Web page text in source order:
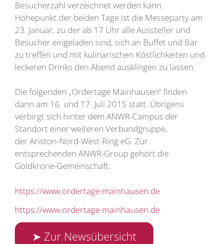
Besucherzahl verzeichnet werden kann.
Höhepunkt der beiden Tage ist die Messeparty am
23. Januar, zu der ab 17 Uhr alle Aussteller und
Besucher eingeladen sind, sich an Buffet und Bar
zu treffen und mit kulinarischen Köstlichkeiten und
leckeren Drinks den Abend ausklingen zu lassen.
Die folgenden „Ordertage Mainhausen“ finden
dann am 16. und 17. Juli 2015 statt. Übrigens
verbirgt sich hinter dem ANWR-Campus der
Standort einer weiteren Verbundgruppe,
der Ariston-Nord-West-Ring eG. Zur
entsprechenden ANWR-Group gehört die
Goldkrone-Gemeinschaft.
https://www.ordertage-mainhausen.de
https://www.ordertage-mainhausen.de
➤ Zur Newsübersicht